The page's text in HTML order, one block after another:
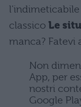
l’indimeticabile
classico Le
manca? Fatevi
Non
App, per
nostri
Google